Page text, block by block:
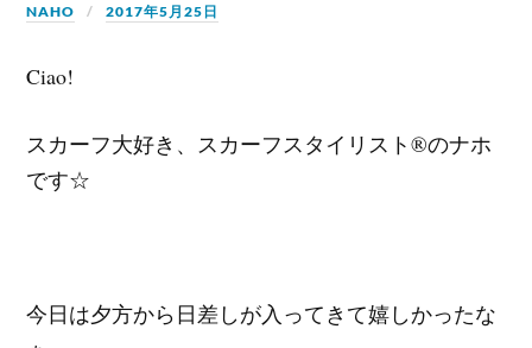
NAHO 2017年5月25日
Ciao!
スカーフ大好き、スカーフスタイリスト®のナホ
です☆
今日は夕方から日差しが入ってきて嬉しかったな